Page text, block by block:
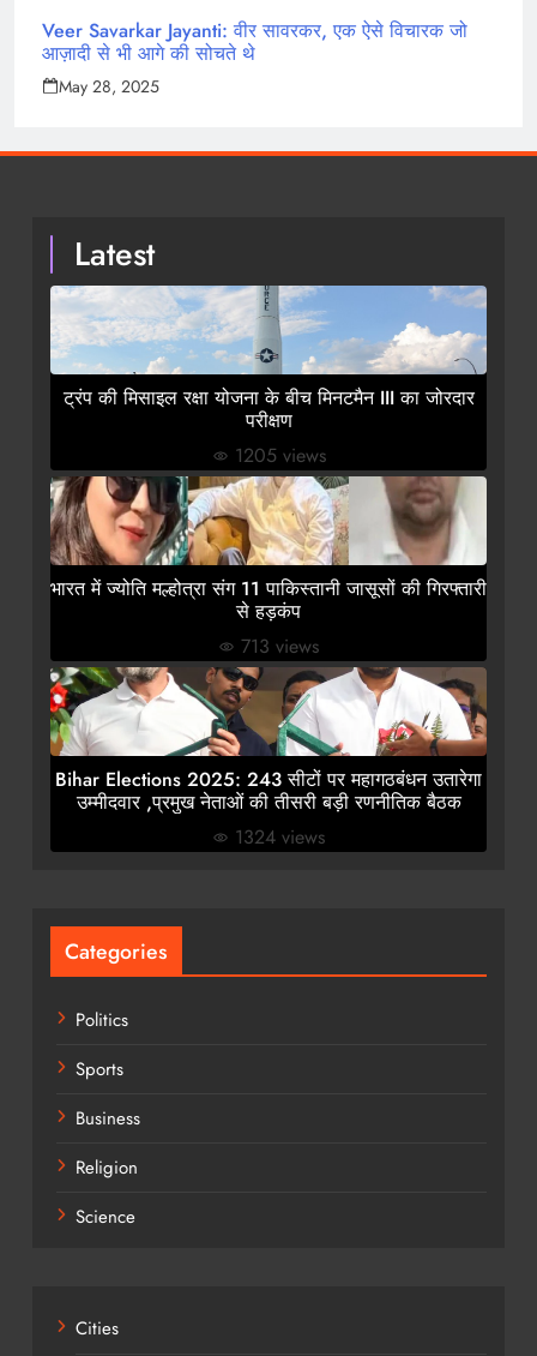
Veer Savarkar Jayanti: वीर सावरकर, एक ऐसे विचारक जो
आज़ादी से भी आगे की सोचते थे
May 28, 2025
Latest
ट्रंप की मिसाइल रक्षा योजना के बीच मिनटमैन III का जोरदार
परीक्षण
1205 views
भारत में ज्योति मल्होत्रा संग 11 पाकिस्तानी जासूसों की गिरफ्तारी
से हड़कंप
713 views
Bihar Elections 2025: 243 सीटों पर महागठबंधन उतारेगा
उम्मीदवार ,प्रमुख नेताओं की तीसरी बड़ी रणनीतिक बैठक
1324 views
Categories
Politics
Sports
Business
Religion
Science
Cities